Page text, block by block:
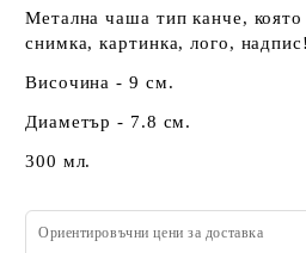
Метална чаша тип канче,
снимка, картинка, лого, надпис!
Височина - 9 см.
Диаметър - 7.8 см.
300 мл.
Ориентировъчни цени за доставка